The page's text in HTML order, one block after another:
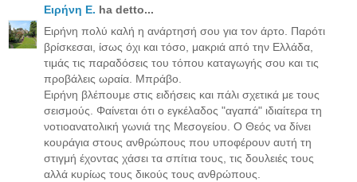
Ειρήνη Ε. ha detto...
Ειρήνη πολύ καλή η ανάρτησή σου για τον άρτο. Παρότι
βρίσκεσαι, ίσως όχι και τόσο, μακριά από την Ελλάδα,
τιμάς τις παραδόσεις του τόπου καταγωγής σου και τις
προβάλεις ωραία. Μπράβο.
Ειρήνη βλέπουμε στις ειδήσεις και πάλι σχετικά με τους
σεισμούς. Φαίνεται ότι ο εγκέλαδος "αγαπά" ιδιαίτερα τη
νοτιοανατολική γωνιά της Μεσογείου. Ο Θεός να δίνει
κουράγια στους ανθρώπους που υποφέρουν αυτή τη
στιγμή έχοντας χάσει τα σπίτια τους, τις δουλειές τους
αλλά κυρίως τους δικούς τους ανθρώπους.